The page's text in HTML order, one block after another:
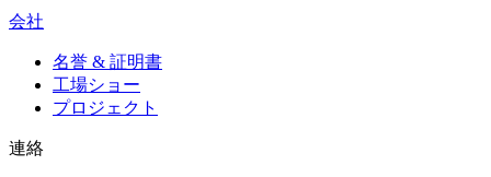
会社
名誉 & 証明書
工場ショー
プロジェクト
連絡